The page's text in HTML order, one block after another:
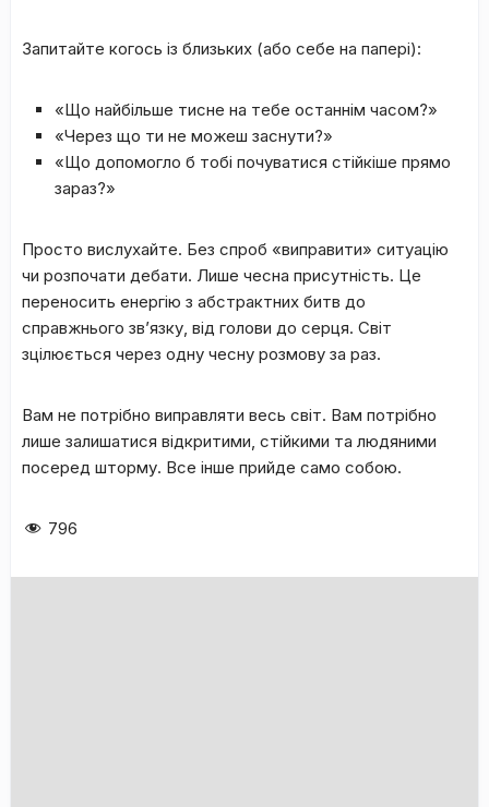
​Запитайте когось із близьких (або себе на папері):
​«Що найбільше тисне на тебе останнім часом?»
​«Через що ти не можеш заснути?»
​«Що допомогло б тобі почуватися стійкіше прямо
зараз?»
​Просто вислухайте. Без спроб «виправити» ситуацію
чи розпочати дебати. Лише чесна присутність. Це
переносить енергію з абстрактних битв до
справжнього зв’язку, від голови до серця. Світ
зцілюється через одну чесну розмову за раз.
​Вам не потрібно виправляти весь світ. Вам потрібно
лише залишатися відкритими, стійкими та людяними
посеред шторму. Все інше прийде само собою.
796